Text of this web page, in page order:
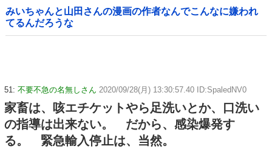
みいちゃんと山田さんの漫画の作者なんでこんなに嫌われ
てるんだろうな
51: 不要不急の名無しさん 2020/09/28(月) 13:30:57.40 ID:SpaledNV0
家畜は、咳エチケットやら足洗いとか、口洗い
の指導は出来ない。 だから、感染爆発す
る。 緊急輸入停止は、当然。